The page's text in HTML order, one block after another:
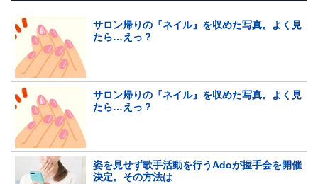
サロン帰りの『ネイル』を収めた写真。よく見
たら…えっ？
サロン帰りの『ネイル』を収めた写真。よく見
たら…えっ？
姿を見せず歌手活動を行うAdoが握手会を開催
決定。その方法は